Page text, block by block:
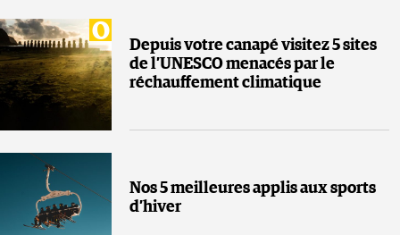
Depuis votre canapé visitez 5 sites
de l’UNESCO menacés par le
réchauffement climatique
Nos 5 meilleures applis aux sports
d’hiver